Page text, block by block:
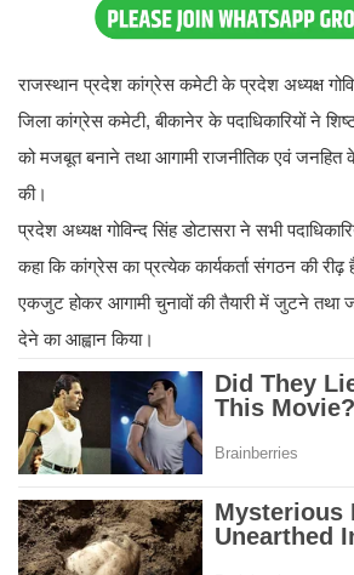
राजस्थान प्रदेश कांग्रेस कमेटी के प्रदेश अध्यक्ष
जिला कांग्रेस कमेटी, बीकानेर के पदाधिकारियों ने
को मजबूत बनाने तथा आगामी राजनीतिक एवं जनहित
की।
प्रदेश अध्यक्ष गोविन्द सिंह डोटासरा ने सभी
कहा कि कांग्रेस का प्रत्येक कार्यकर्ता संगठन की रीढ़
एकजुट होकर आगामी चुनावों की तैयारी में जुटने तथा
देने का आह्वान किया।